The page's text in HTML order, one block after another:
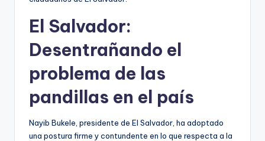
El Salvador:
Desentrañando el
problema de las
pandillas en el país
Nayib Bukele, presidente de El Salvador, ha adoptado
una postura firme y contundente en lo que respecta a la